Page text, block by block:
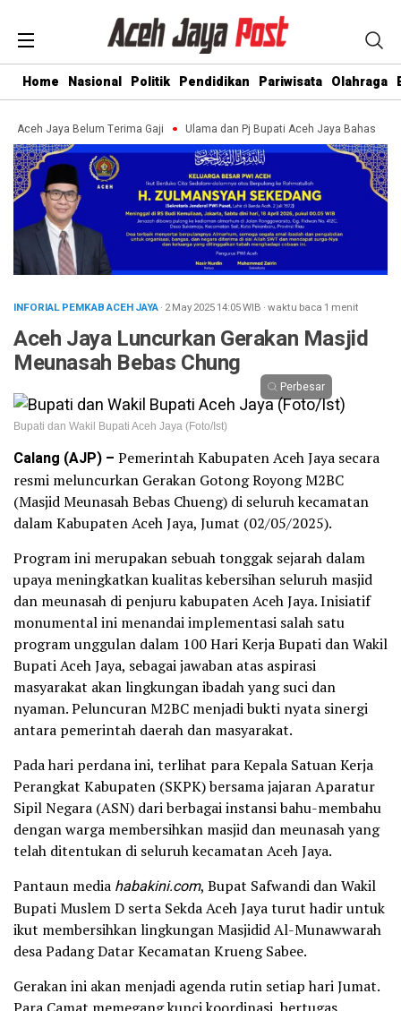
Home Nasional Politik Pendidikan Pariwisata Olahraga
Jaya Belum Terima Gaji Ulama dan Pj Bupati Aceh Jaya Bahas
INFORIAL PEMKAB ACEH JAYA· 2 May 202514:05WIB ·waktu baca 1 menit
Aceh Jaya Luncurkan Gerakan Masjid
Meunasah Bebas Chung
Perbesar
Bupati dan Wakil Bupati Aceh Jaya (Foto/Ist)
Calang (AJP) – Pemerintah Kabupaten Aceh Jaya secara
resmi meluncurkan Gerakan Gotong Royong M2BC
(Masjid Meunasah Bebas Chueng) di seluruh kecamatan
dalam Kabupaten Aceh Jaya, Jumat (02/05/2025).
Program ini merupakan sebuah tonggak sejarah dalam
upaya meningkatkan kualitas kebersihan seluruh masjid
dan meunasah di penjuru kabupaten Aceh Jaya. Inisiatif
monumental ini menandai implementasi salah satu
program unggulan dalam 100 Hari Kerja Bupati dan Wakil
Bupati Aceh Jaya, sebagai jawaban atas aspirasi
masyarakat akan lingkungan ibadah yang suci dan
nyaman. Peluncuran M2BC menjadi bukti nyata sinergi
antara pemerintah daerah dan masyarakat.
Pada hari perdana ini, terlihat para Kepala Satuan Kerja
Perangkat Kabupaten (SKPK) bersama jajaran Aparatur
Sipil Negara (ASN) dari berbagai instansi bahu-membahu
dengan warga membersihkan masjid dan meunasah yang
telah ditentukan di seluruh kecamatan Aceh Jaya.
Pantaun media habakini.com, Bupat Safwandi dan Wakil
Bupati Muslem D serta Sekda Aceh Jaya turut hadir untuk
ikut membersihkan lingkungan Masjidid Al-Munawwarah
desa Padang Datar Kecamatan Krueng Sabee.
Gerakan ini akan menjadi agenda rutin setiap hari Jumat.